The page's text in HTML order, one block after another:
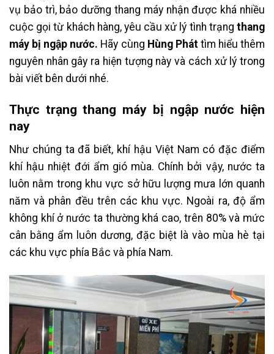
vụ bảo trì, bảo dưỡng thang máy nhận được khá nhiều
cuộc gọi từ khách hàng, yêu cầu xử lý tình trạng thang
máy bị ngập nước. Hãy cùng Hùng Phát tìm hiểu thêm
nguyên nhân gây ra hiện tượng này và cách xử lý trong
bài viết bên dưới nhé.
Thực trạng thang máy bị ngập nước hiện
nay
Như chúng ta đã biết, khí hậu Việt Nam có đặc điểm
khí hậu nhiệt đới ẩm gió mùa. Chính bởi vậy, nước ta
luôn nằm trong khu vực sở hữu lượng mưa lớn quanh
năm và phân đều trên các khu vực. Ngoài ra, độ ẩm
không khí ở nước ta thường khá cao, trên 80% và mức
cân bằng ẩm luôn dương, đặc biệt là vào mùa hè tại
các khu vực phía Bắc và phía Nam.